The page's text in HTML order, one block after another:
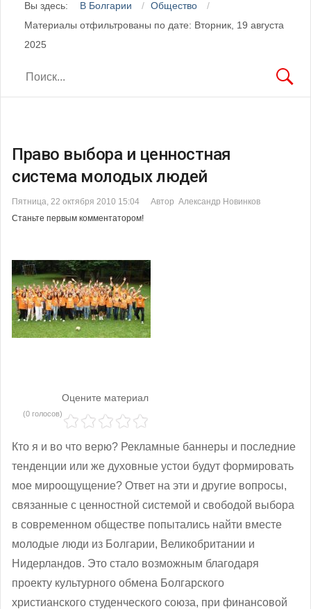
Вы здесь: В Болгарии
Общество
Материалы отфильтрованы по дате: Вторник, 19 августа
2025
Право выбора и ценностная
система молодых людей
Пятница, 22 октября 2010 15:04
Автор Александр Новинков
Станьте первым комментатором!
Оцените материал
(0 голосов)
Кто я и во что верю? Рекламные баннеры и последние
тенденции или же духовные устои будут формировать
мое мироощущение? Ответ на эти и другие вопросы,
связанные с ценностной системой и свободой выбора
в современном обществе попытались найти вместе
молодые люди из Болгарии, Великобритании и
Нидерландов. Это стало возможным благодаря
проекту культурного обмена Болгарского
христианского студенческого союза, при финансовой